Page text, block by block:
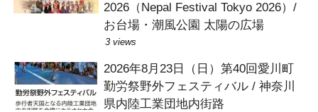
2026（Nepal Festival Tokyo 2026）/
お台場・潮風公園 太陽の広場
3 views
2026年8月23日（日）第40回愛川町
勤労祭野外フェスティバル / 神奈川
県内陸工業団地内街路